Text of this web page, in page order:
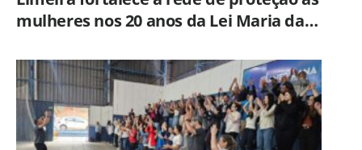
mulheres nos 20 anos da Lei Maria da